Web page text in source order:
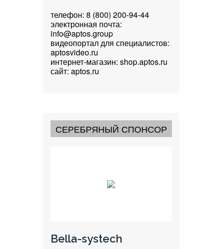
телефон: 8 (800) 200-94-44
электронная почта:
info@aptos.group
видеопортал для специалистов:
aptosvideo.ru
интернет-магазин: shop.aptos.ru
сайт: aptos.ru
СЕРЕБРЯНЫЙ СПОНСОР
Bella-systech